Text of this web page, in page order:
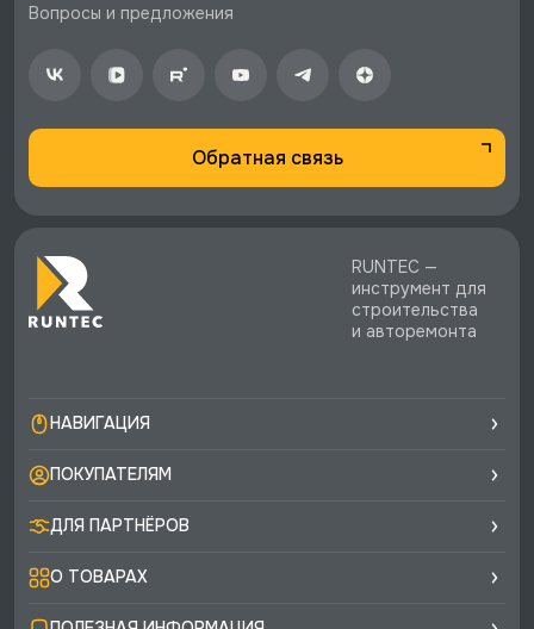
Вопросы и предложения
Обратная связь
RUNTEC —
инструмент для
строительства
и авторемонта
НАВИГАЦИЯ
ПОКУПАТЕЛЯМ
ДЛЯ ПАРТНЁРОВ
О ТОВАРАХ